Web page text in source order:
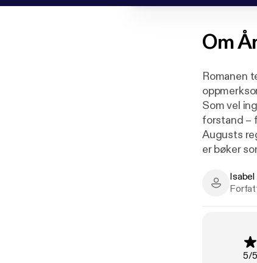
Om
Romanen
Som vel
forstand –
Augusts
er bøker
Romanen
kommer
magi.»
Isabel
Isabel
5/5